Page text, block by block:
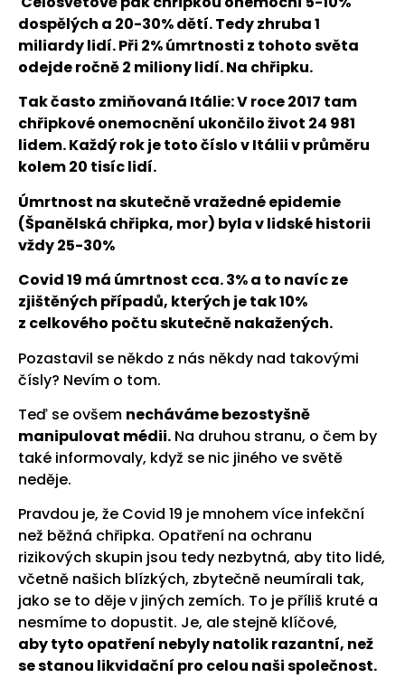
dospělých a 20-30% dětí. Tedy zhruba 1
miliardy lidí. Při 2% úmrtnosti z tohoto světa
odejde ročně 2 miliony lidí. Na chřipku.
Tak často zmiňovaná Itálie: V roce 2017 tam
chřipkové onemocnění ukončilo život 24 981
lidem. Každý rok je toto číslo v Itálii v průměru
kolem 20 tisíc lidí.
Úmrtnost na skutečně vražedné epidemie
(Španělská chřipka, mor) byla v lidské historii
vždy 25-30%
Covid 19 má úmrtnost cca. 3% a to navíc ze
zjištěných případů, kterých je tak 10%
z celkového počtu skutečně nakažených.
Pozastavil se někdo z nás někdy nad takovými
čísly? Nevím o tom.
Teď se ovšem necháváme bezostyšně
manipulovat médii. Na druhou stranu, o čem by
také informovaly, když se nic jiného ve světě
neděje.
Pravdou je, že Covid 19 je mnohem více infekční
než běžná chřipka. Opatření na ochranu
rizikových skupin jsou tedy nezbytná, aby tito lidé,
včetně našich blízkých, zbytečně neumírali tak,
jako se to děje v jiných zemích. To je příliš kruté a
nesmíme to dopustit. Je, ale stejně klíčové,
aby tyto opatření nebyly natolik razantní, než
se stanou likvidační pro celou naši společnost.